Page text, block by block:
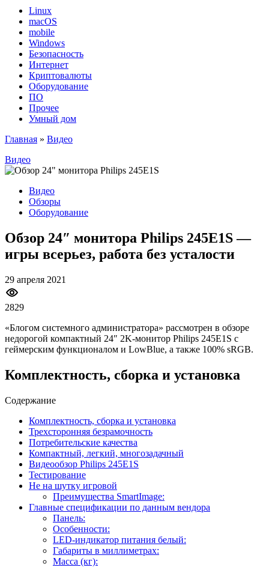
Linux
macOS
mobile
Windows
Безопасность
Интернет
Криптовалюты
Оборудование
ПО
Прочее
Умный дом
Главная » Видео
Видео
Видео
Обзоры
Оборудование
Обзор 24″ монитора Philips 245E1S —
игры всерьез, работа без усталости
29 апреля 2021
2829
«Блогом системного администратора» рассмотрен в обзоре
недорогой компактный 24″ 2K-монитор Philips 245E1S с
геймерским функционалом и LowBlue, а также 100% sRGB.
Комплектность, сборка и установка
Содержание
Комплектность, сборка и установка
Трехсторонняя безрамочность
Потребительские качества
Компактный, легкий, многозадачный
Видеообзор Philips 245E1S
Тестирование
Не на шутку игровой
Преимущества SmartImage:
Главные спецификации по данным вендора
Панель:
Особенности:
LED-индикатор питания белый:
Габариты в миллиметрах:
Масса (кг):